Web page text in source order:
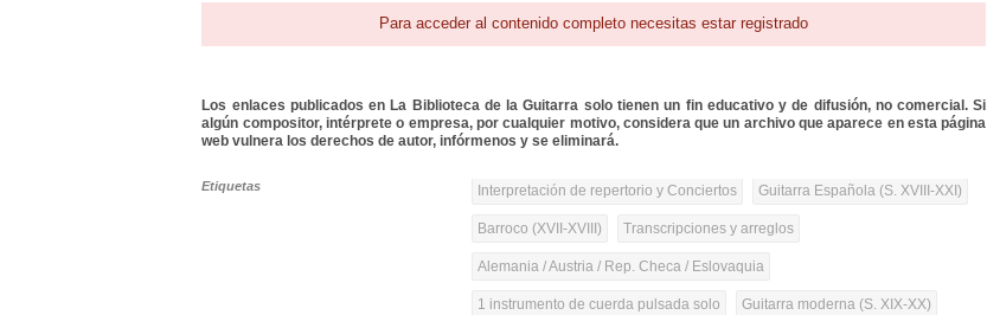
Para acceder al contenido completo necesitas estar registrado
Los enlaces publicados en La Biblioteca de la Guitarra solo tienen un fin educativo y de difusión, no comercial. Si
algún compositor, intérprete o empresa, por cualquier motivo, considera que un archivo que aparece en esta página
web vulnera los derechos de autor, infórmenos y se eliminará.
Etiquetas Interpretación de repertorio y Conciertos Guitarra Española (S. XVIII-XXI)
Barroco (XVII-XVIII) Transcripciones y arreglos
Alemania / Austria / Rep. Checa / Eslovaquia
1 instrumento de cuerda pulsada solo Guitarra moderna (S. XIX-XX)